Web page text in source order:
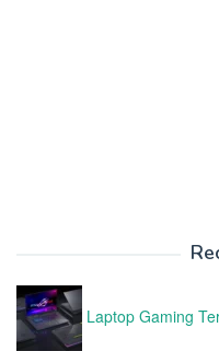
Laptop Gaming